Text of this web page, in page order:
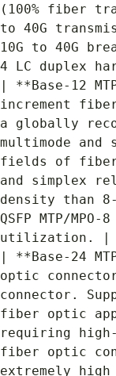
(100% fiber
to 40G
10G to 40G
4 LC duplex
| **Base-12
increment
a globally
multimode
fields of fiber
and simplex
density than
QSFP MTP/
utilization. |
| **Base-24
optic
connector.
fiber optic
requiring
fiber optic
extremely